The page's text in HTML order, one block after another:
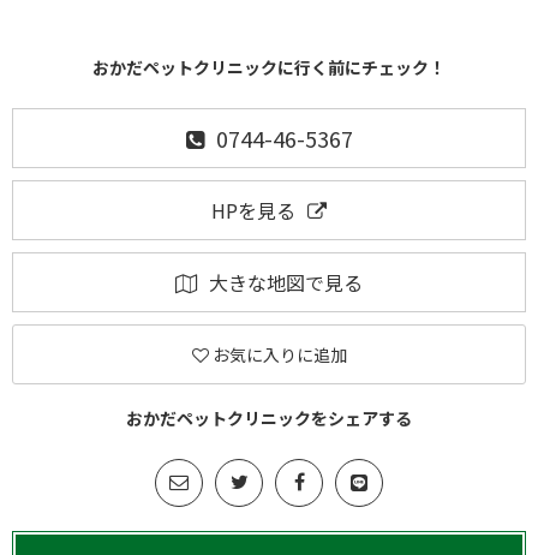
おかだペットクリニックに行く前にチェック！
0744-46-5367
HPを見る
大きな地図で見る
お気に入りに追加
おかだペットクリニックをシェアする